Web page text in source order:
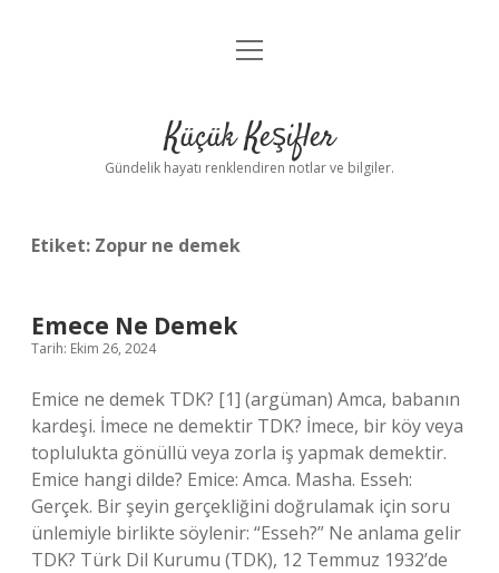
Anasayfa
Yasal Uyarı
menüyü
Küçük Keşifler
Gündelik hayatı renklendiren notlar ve bilgiler.
Etiket: Zopur ne demek
Emece Ne Demek
Tarih: Ekim 26, 2024
Emice ne demek TDK? [1] (argüman) Amca, babanın
kardeşi. İmece ne demektir TDK? İmece, bir köy veya
toplulukta gönüllü veya zorla iş yapmak demektir.
Emice hangi dilde? Emice: Amca. Masha. Esseh:
Gerçek. Bir şeyin gerçekliğini doğrulamak için soru
ünlemiyle birlikte söylenir: “Esseh?” Ne anlama gelir
TDK? Türk Dil Kurumu (TDK), 12 Temmuz 1932’de